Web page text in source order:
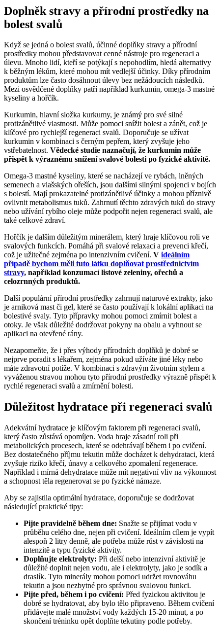
Doplněk stravy a přírodní prostředky na
bolest svalů
Když se jedná o bolest svalů, účinné doplňky stravy a přírodní
prostředky mohou představovat cenné nástroje pro regeneraci a
úlevu. Mnoho lidí, kteří se potýkají s nepohodlím, hledá alternativy
k běžným lékům, které mohou mít vedlejší účinky. Díky přírodním
produktům lze často dosáhnout úlevy bez nežádoucích následků.
Mezi osvědčené doplňky patří například kurkumin, omega-3 mastné
kyseliny a hořčík.
Kurkumin, hlavní složka kurkumy, je známý pro své silné
protizánětlivé vlastnosti. Může pomoci snížit bolest a zánět, což je
klíčové pro rychlejší regeneraci svalů. Doporučuje se užívat
kurkumin v kombinaci s černým pepřem, který zvyšuje jeho
vstřebatelnost. Vědecké studie naznačují, že kurkumin může
přispět k výraznému snížení svalové bolesti po fyzické aktivitě.
Omega-3 mastné kyseliny, které se nacházejí ve rybách, lněných
semenech a vlašských ořeších, jsou dalšími silnými spojenci v bojích
s bolestí. Mají prokazatelné protizánětlivé účinky a mohou příznivě
ovlivnit metabolismus tuků. Zahrnutí těchto zdravých tuků do stravy
nebo užívání rybího oleje může podpořit nejen regeneraci svalů, ale
také celkové zdraví.
Hořčík je dalším důležitým minerálem, který hraje klíčovou roli ve
svalových funkcích. Pomáhá při svalové relaxaci a prevenci křečí,
což je užitečné zejména po intenzivním cvičení. V ideálním
případě bychom měli tuto látku doplňovat prostřednictvím
stravy, například konzumací listové zeleniny, ořechů a
celozrnných produktů.
Další populární přírodní prostředky zahrnují naturové extrakty, jako
je arniková mast či gel, které se často používají k lokální aplikaci na
bolestivé svaly. Tyto přípravky mohou pomoci zmírnit bolest a
otoky. Je však důležité dodržovat pokyny na obalu a vyhnout se
aplikaci na otevřené rány.
Nezapomeňte, že i přes výhody přírodních doplňků je dobré se
nejprve poradit s lékařem, zejména pokud užíváte jiné léky nebo
máte zdravotní potíže. V kombinaci s zdravým životním stylem a
vyváženou stravou mohou tyto přírodní prostředky výrazně přispět k
rychlé regeneraci svalů a zmírnění bolesti.
Důležitost hydratace při regeneraci svalů
Adekvátní hydratace je klíčovým faktorem při regeneraci svalů,
který často zůstává opomíjen. Voda hraje zásadní roli při
metabolických procesech, které se odehrávají během i po cvičení.
Bez dostatečného příjmu tekutin může docházet k dehydrataci, která
zvyšuje riziko křečí, únavy a celkového zpomalení regenerace.
Například i mírná dehydratace může mít negativní vliv na výkonnost
a schopnost těla regenerovat se po fyzické námaze.
Aby se zajistila optimální hydratace, doporučuje se dodržovat
následující praktické tipy:
Pijte pravidelně během dne: Snažte se přijímat vodu v
průběhu celého dne, nejen při cvičení. Ideálním cílem je vypít
alespoň 2 litry denně, ale potřeba může růst v závislosti na
intenzitě a typu fyzické aktivity.
Doplňujte elektrolyty: Při delší nebo intenzivní aktivitě je
důležité doplnit nejen vodu, ale i elektrolyty, jako je sodík a
draslík. Tyto minerály mohou pomoci udržet rovnováhu
tekutin a jsou nezbytné pro správnou svalovou funkci.
Pijte před, během i po cvičení: Před fyzickou aktivitou je
dobré se hydratovat, aby bylo tělo připraveno. Během cvičení
přidávejte malé množství vody každých 15-20 minut, a po
skončení tréninku opět doplňte tekutiny podle potřeby.